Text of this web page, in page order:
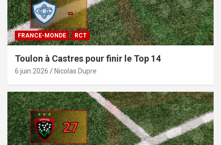
FRANCE-MONDE RCT
Toulon à Castres pour finir le Top 14
6 juin 2026 Nicolas Dupre